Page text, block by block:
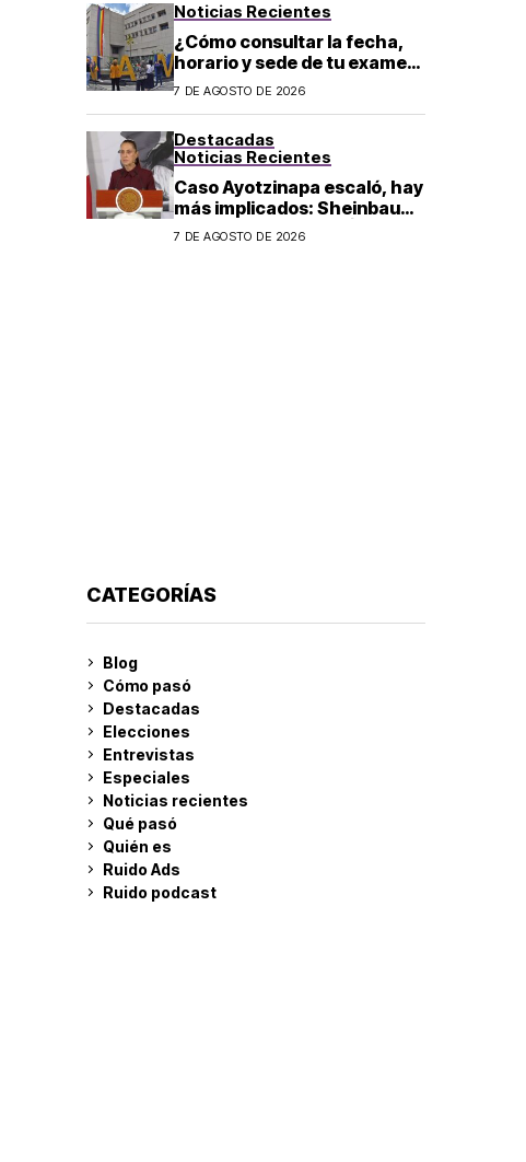
Noticias Recientes
¿Cómo consultar la fecha,
horario y sede de tu examen
de control presencial? La
7 DE AGOSTO DE 2026
Destacadas
Noticias Recientes
Caso Ayotzinapa escaló, hay
más implicados: Sheinbaum
sobre detención de Ángel
7 DE AGOSTO DE 2026
CATEGORÍAS
Blog
Cómo pasó
Destacadas
Elecciones
Entrevistas
Especiales
Noticias recientes
Qué pasó
Quién es
Ruido Ads
Ruido podcast